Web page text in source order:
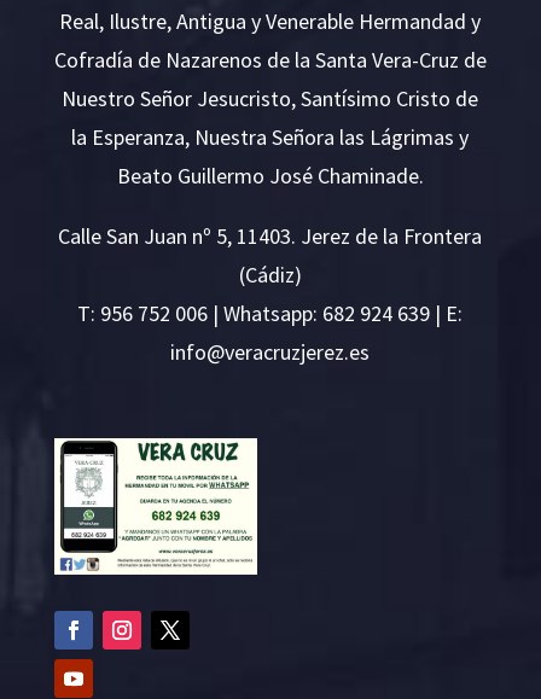
Real, Ilustre, Antigua y Venerable Hermandad y
Cofradía de Nazarenos de la Santa Vera-Cruz de
Nuestro Señor Jesucristo, Santísimo Cristo de
la Esperanza, Nuestra Señora las Lágrimas y
Beato Guillermo José Chaminade.
Calle San Juan nº 5, 11403. Jerez de la Frontera
(Cádiz)
T: 956 752 006 | Whatsapp: 682 924 639 | E:
se.ze
rejzu
rcare
v@ofn
i